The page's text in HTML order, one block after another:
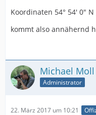
Koordinaten 54° 54′ 0″ N
kommt also annähernd
Michael Moll
Administrator
22. März 2017 um 10:21